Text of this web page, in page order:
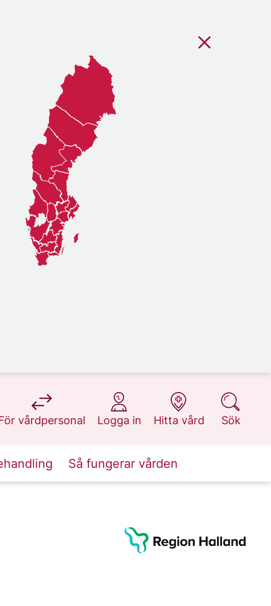
vårdpersonal
på 1177.se
Logga in
på 1177.se
Hitta vård
på 1177.se
Sök
på 1177.se
Så fungerar vården